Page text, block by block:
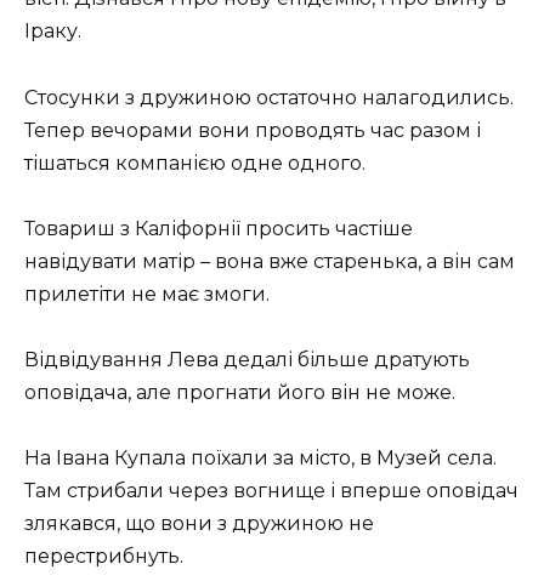
Іраку.
Стосунки з дружиною остаточно налагодились.
Тепер вечорами вони проводять час разом і
тішаться компанією одне одного.
Товариш з Каліфорнії просить частіше
навідувати матір – вона вже старенька, а він сам
прилетіти не має змоги.
Відвідування Лева дедалі більше дратують
оповідача, але прогнати його він не може.
На Івана Купала поїхали за місто, в Музей села.
Там стрибали через вогнище і вперше оповідач
злякався, що вони з дружиною не
перестрибнуть.